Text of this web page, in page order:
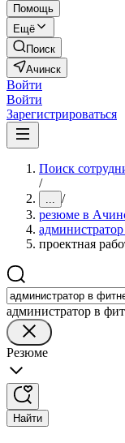
Помощь
Ещё
Поиск
Ачинск
Войти
Войти
Зарегистрироваться
Поиск
/
... /
резюме в
проектная
администратор в
Резюме
Найти